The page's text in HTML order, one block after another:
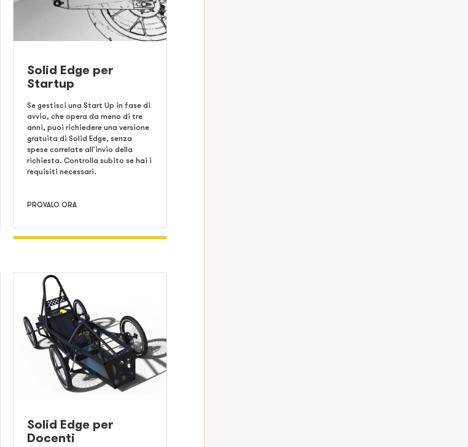
Solid Edge per
Startup
Se gestisci una Start Up in fase di
avvio, che opera da meno di tre
anni, puoi richiedere una versione
gratuita di Solid Edge, senza
spese correlate all'invio della
richiesta. Controlla subito se hai i
requisiti necessari.
PROVALO ORA
Solid Edge per
Docenti